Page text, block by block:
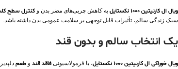
ویال ال کارنیتین 1000 نکستایل به کاهش چربی‌های مضر بدن و کنترل سطح
سبک زندگی سالم، تأثیرات قابل توجهی بر سلامت عمومی بدن داشته باشد.
یک انتخاب سالم و بدون قند
ویال خوراکی ال کارنیتین 1000 نکستایل ، با فرمولاسیونی فاقد قند و طعم دلپذیر